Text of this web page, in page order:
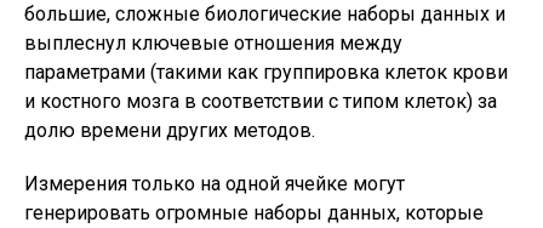
большие, сложные биологические наборы данных и
выплеснул ключевые отношения между
параметрами (такими как группировка клеток крови
и костного мозга в соответствии с типом клеток) за
долю времени других методов.
Измерения только на одной ячейке могут
генерировать огромные наборы данных, которые